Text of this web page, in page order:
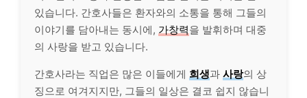
있습니다. 간호사들은 환자와의 소통을 통해 그들의
이야기를 담아내는 동시에, 가창력을 발휘하며 대중
의 사랑을 받고 있습니다.
간호사라는 직업은 많은 이들에게 희생과 사랑의 상
징으로 여겨지지만, 그들의 일상은 결코 쉽지 않습니